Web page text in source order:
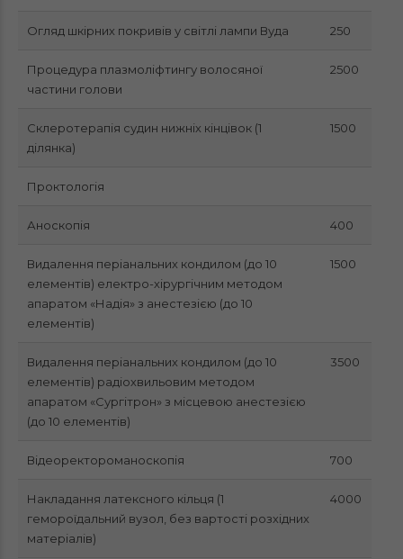
Огляд шкірних покривів у світлі лампи Вуда 250
Процедура плазмоліфтингу волосяної
частини голови
2500
Склеротерапія судин нижніх кінцівок (1
ділянка)
1500
Проктологія
Аноскопія 400
Видалення періанальних кондилом (до 10
елементів) електро-хірургічним методом
апаратом «Надія» з анестезією (до 10
елементів)
1500
Видалення періанальних кондилом (до 10
елементів) радіохвильовим методом
апаратом «Сургітрон» з місцевою анестезією
(до 10 елементів)
3500
Відеоректороманоскопія 700
Накладання латексного кільця (1
гемороїдальний вузол, без вартості розхідних
матеріалів)
4000